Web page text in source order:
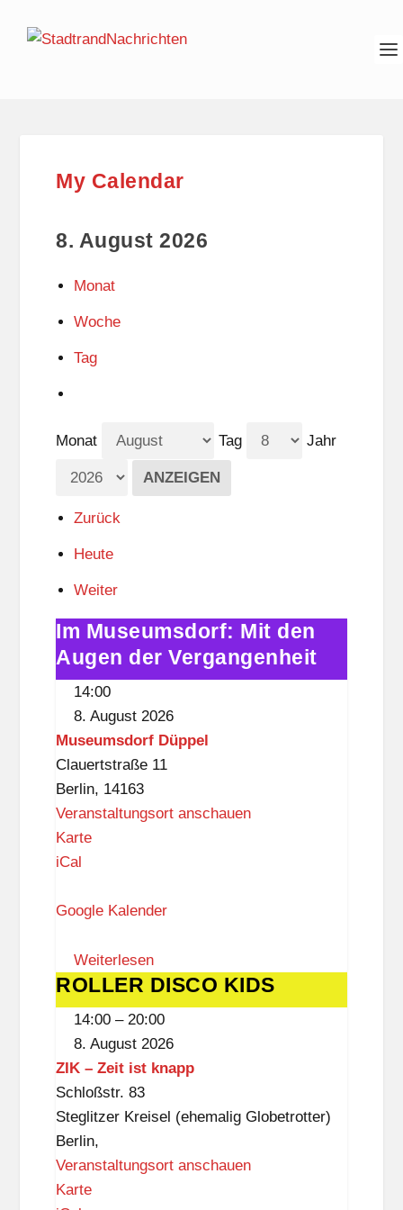
My Calendar
8. August 2026
Monat
Woche
Tag
Monat Tag Jahr
Zurück
Heute
Weiter
Im
Museumsdorf:
Mit
Im Museumsdorf: Mit den
Augen der Vergangenheit
14:00
8. August 2026
Museumsdorf Düppel
Clauertstraße 11
Berlin, 14163
Veranstaltungsort anschauen
KarteM
e
m
s
d
p
iCal
Google Kalender
Weiterlesen
ROLLER
DISCO
ROLLER DISCO KIDS
14:00 – 20:00
8. August 2026
ZIK – Zeit ist knapp
Schloßstr. 83
Steglitzer Kreisel (ehemalig Globetrotter)
Berlin,
Veranstaltungsort anschauen
KarteZ